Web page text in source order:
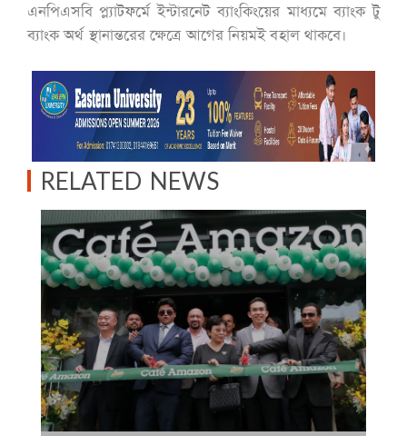
এনপিএসবি প্ল্যাটফর্মে ইন্টারনেট ব্যাংকিংয়ের মাধ্যমে ব্যাংক টু
ব্যাংক অর্থ স্থানান্তরের ক্ষেত্রে আগের নিয়মই বহাল থাকবে।
RELATED NEWS